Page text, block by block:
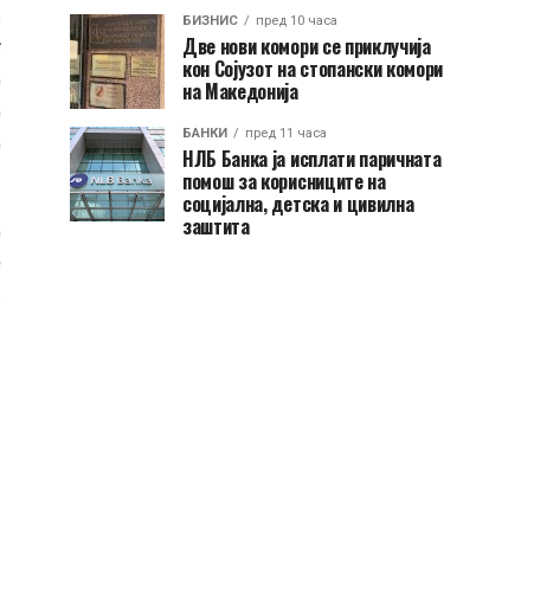
БИЗНИС пред 10 часа
Две нови комори се приклучија
кон Сојузот на стопански комори
на Македонија
БАНКИ пред 11 часа
НЛБ Банка ја исплати паричната
помош за корисниците на
социјална, детска и цивилна
заштита